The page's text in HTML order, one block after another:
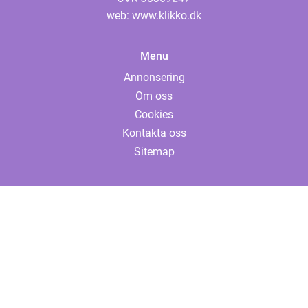
web: www.klikko.dk
Menu
Annonsering
Om oss
Cookies
Kontakta oss
Sitemap